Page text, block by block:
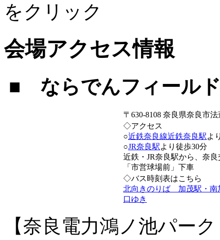
をクリック
会場アクセス情報
■ ならでんフィール
〒630-8108 奈良県奈良市
◇アクセス
○近鉄奈良線近鉄奈良駅よ
○JR奈良駅より徒歩30分
近鉄・JR奈良駅から、奈
「市営球場前」下車
◇バス時刻表はこちら
北向きのりば 加茂駅・南
口ゆき
【奈良電力鴻ノ池パ